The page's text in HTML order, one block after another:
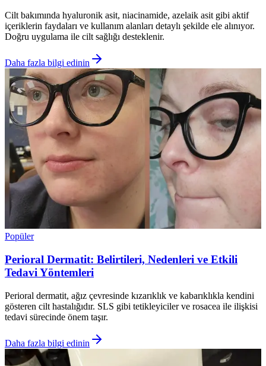
Cilt bakımında hyaluronik asit, niacinamide, azelaik asit gibi aktif
içeriklerin faydaları ve kullanım alanları detaylı şekilde ele alınıyor.
Doğru uygulama ile cilt sağlığı desteklenir.
Daha fazla bilgi edinin
Popüler
Perioral Dermatit: Belirtileri, Nedenleri ve Etkili
Tedavi Yöntemleri
Perioral dermatit, ağız çevresinde kızarıklık ve kabarıklıkla kendini
gösteren cilt hastalığıdır. SLS gibi tetikleyiciler ve rosacea ile ilişkisi
tedavi sürecinde önem taşır.
Daha fazla bilgi edinin